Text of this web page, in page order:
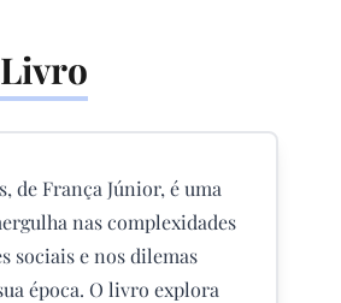
de França Júnior, é uma
nas complexidades
sociais e nos dilemas
época. O livro explora